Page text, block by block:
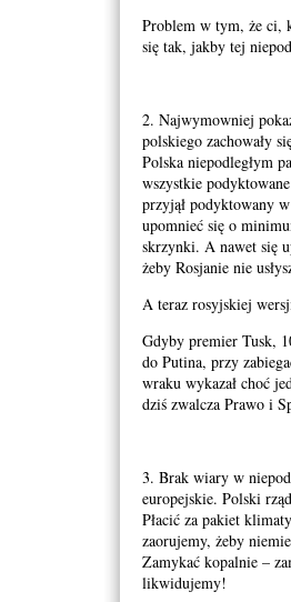
Problem w tym, że ci,
się tak, jakby tej
2. Najwymowniej
polskiego zachowały
Polska niepodległym
wszystkie
przyjął podyktowany
upomnieć się o
skrzynki. A nawet się
żeby Rosjanie nie
A teraz rosyjskiej
Gdyby premier Tusk,
do Putina, przy
wraku wykazał choć
dziś zwalcza Prawo i
3. Brak wiary w
europejskie. Polski
Płacić za pakiet
zaorujemy, żeby
Zamykać kopalnie –
likwidujemy!